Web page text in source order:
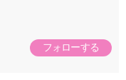
フォローする